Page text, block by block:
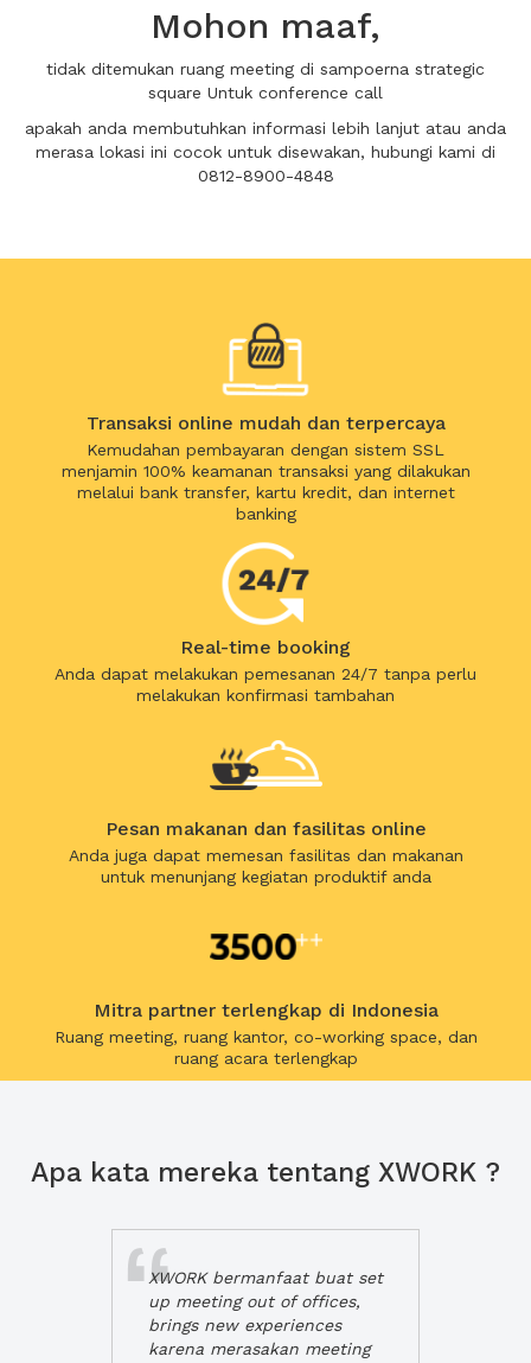
Mohon maaf,
tidak ditemukan ruang meeting di sampoerna strategic
square Untuk conference call
apakah anda membutuhkan informasi lebih lanjut atau anda
merasa lokasi ini cocok untuk disewakan, hubungi kami di
0812-8900-4848
Transaksi online mudah dan terpercaya
Kemudahan pembayaran dengan sistem SSL
menjamin 100% keamanan transaksi yang dilakukan
melalui bank transfer, kartu kredit, dan internet
banking
Real-time booking
Anda dapat melakukan pemesanan 24/7 tanpa perlu
melakukan konfirmasi tambahan
Pesan makanan dan fasilitas online
Anda juga dapat memesan fasilitas dan makanan
untuk menunjang kegiatan produktif anda
Mitra partner terlengkap di Indonesia
Ruang meeting, ruang kantor, co-working space, dan
ruang acara terlengkap
Apa kata mereka tentang XWORK ?
XWORK bermanfaat buat set
up meeting out of offices,
brings new experiences
karena merasakan meeting